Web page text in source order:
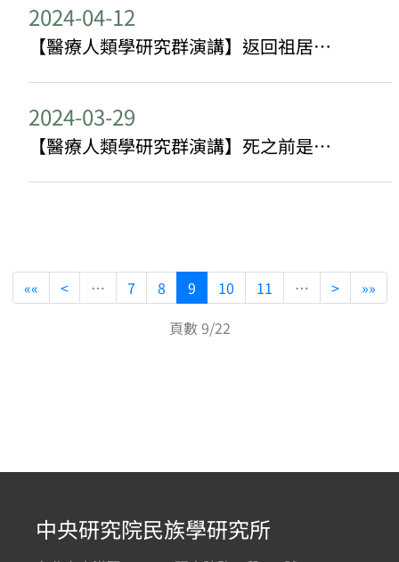
2024-04-12
【醫療人類學研究群演講】返回祖居地作為健康行動：東部布農族整體性健康論述與實踐初探
2024-03-29
【醫療人類學研究群演講】死之前是否人人平等
«« < … 7 8 9 10 11 … >
»»
頁數 9/22
中央研究院民族學研究所